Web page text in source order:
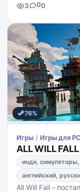
подводная жуть.
3 00
76%
Игры / Игры для PС
ALL WILL
инди, симуляторы,
английский,
All Will Fall -